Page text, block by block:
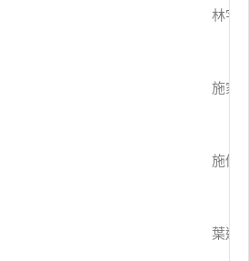
林宇
施家
施優
葉邇